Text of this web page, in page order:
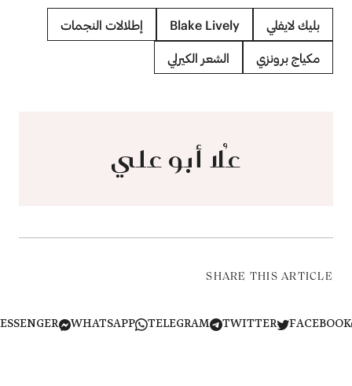
بليك لايفلي Blake Lively إطلالات النجمات
مكياج برونزي الشعر الكيرلي
عُلا أبو علي
SHARE THIS ARTICLE
TWITTER
TELEGRAM
WHATSAPP
MESSENGER